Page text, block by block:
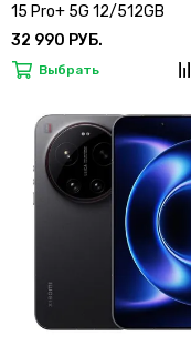
15 Pro+ 5G 12/512GB
32 990 РУБ.
Выбрать